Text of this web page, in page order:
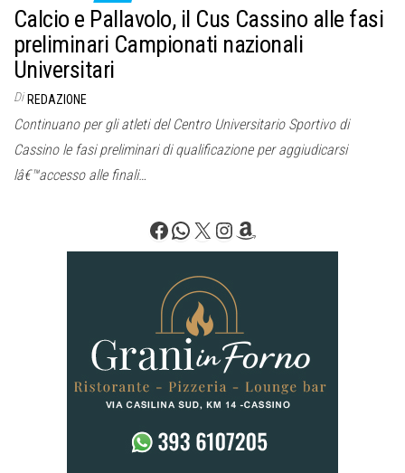
Calcio e Pallavolo, il Cus Cassino alle fasi
preliminari Campionati nazionali
Universitari
Di REDAZIONE
Continuano per gli atleti del Centro Universitario Sportivo di
Cassino le fasi preliminari di qualificazione per aggiudicarsi
lâ€™accesso alle finali…
Facebook
WhatsApp
X Instagram
Amazon